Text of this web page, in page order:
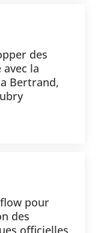
des
la
Bertrand,
pour
des
officielles